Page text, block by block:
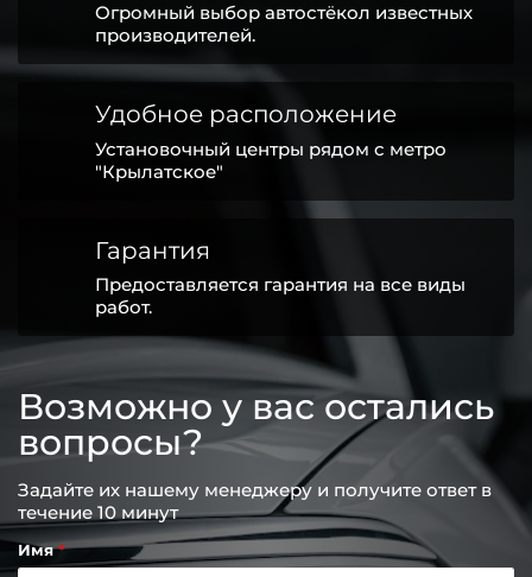
Огромный выбор автостёкол известных
производителей.
Удобное расположение
Установочный центры рядом с метро
"Крылатское"
Гарантия
Предоставляется гарантия на все виды
работ.
Возможно у вас остались
вопросы?
Задайте их нашему менеджеру и получите ответ в
течение 10 минут
Имя